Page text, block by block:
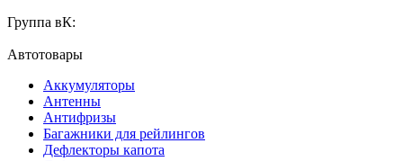
Группа вК:
Автотовары
Аккумуляторы
Антенны
Антифризы
Багажники для рейлингов
Дефлекторы капота